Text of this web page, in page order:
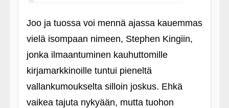
Joo ja tuossa voi mennä ajassa kauemmas
vielä isompaan nimeen, Stephen Kingiin,
jonka ilmaantuminen kauhuttomille
kirjamarkkinoille tuntui pieneltä
vallankumoukselta silloin joskus. Ehkä
vaikea tajuta nykyään, mutta tuohon